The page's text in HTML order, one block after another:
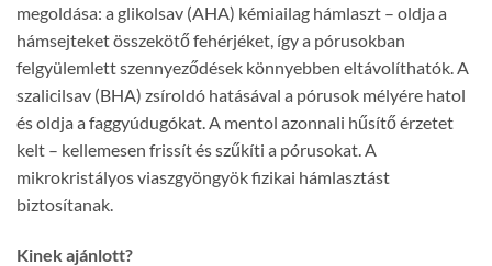
megoldása: a glikolsav (AHA) kémiailag hámlaszt – oldja a
hámsejteket összekötő fehérjéket, így a pórusokban
felgyülemlett szennyeződések könnyebben eltávolíthatók. A
szalicilsav (BHA) zsíroldó hatásával a pórusok mélyére hatol
és oldja a faggyúdugókat. A mentol azonnali hűsítő érzetet
kelt – kellemesen frissít és szűkíti a pórusokat. A
mikrokristályos viaszgyöngyök fizikai hámlasztást
biztosítanak.
Kinek ajánlott?